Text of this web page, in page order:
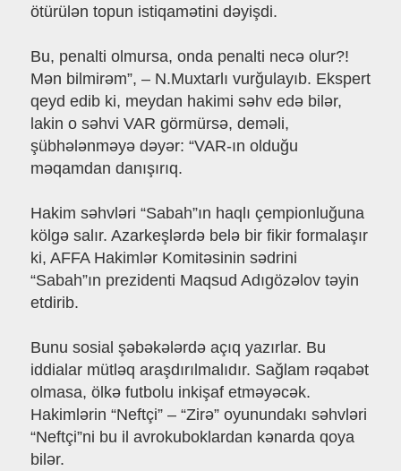
ötürülən topun istiqamətini dəyişdi.
Bu, penalti olmursa, onda penalti necə olur?!
Mən bilmirəm”, – N.Muxtarlı vurğulayıb. Ekspert
qeyd edib ki, meydan hakimi səhv edə bilər,
lakin o səhvi VAR görmürsə, deməli,
şübhələnməyə dəyər: “VAR-ın olduğu
məqamdan danışırıq.
Hakim səhvləri “Sabah”ın haqlı çempionluğuna
kölgə salır. Azarkeşlərdə belə bir fikir formalaşır
ki, AFFA Hakimlər Komitəsinin sədrini
“Sabah”ın prezidenti Maqsud Adıgözəlov təyin
etdirib.
Bunu sosial şəbəkələrdə açıq yazırlar. Bu
iddialar mütləq araşdırılmalıdır. Sağlam rəqabət
olmasa, ölkə futbolu inkişaf etməyəcək.
Hakimlərin “Neftçi” – “Zirə” oyunundakı səhvləri
“Neftçi”ni bu il avrokuboklardan kənarda qoya
bilər.